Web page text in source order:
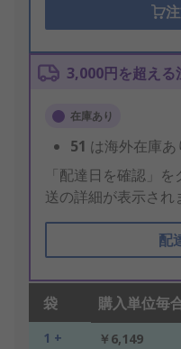
3,000円を超える
在庫あり
51 は海外在庫あ
「配達日を確認」
送の詳細が表示され
配
袋 購入単位毎
1 + ￥6,149